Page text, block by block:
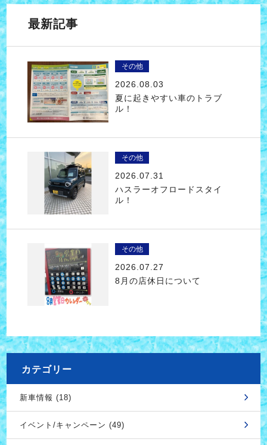
最新記事
その他
2026.08.03
夏に起きやすい車のトラブ
ル！
その他
2026.07.31
ハスラーオフロードスタイ
ル！
その他
2026.07.27
8月の店休日について
カテゴリー
新車情報 (18)
イベント/キャンペーン (49)